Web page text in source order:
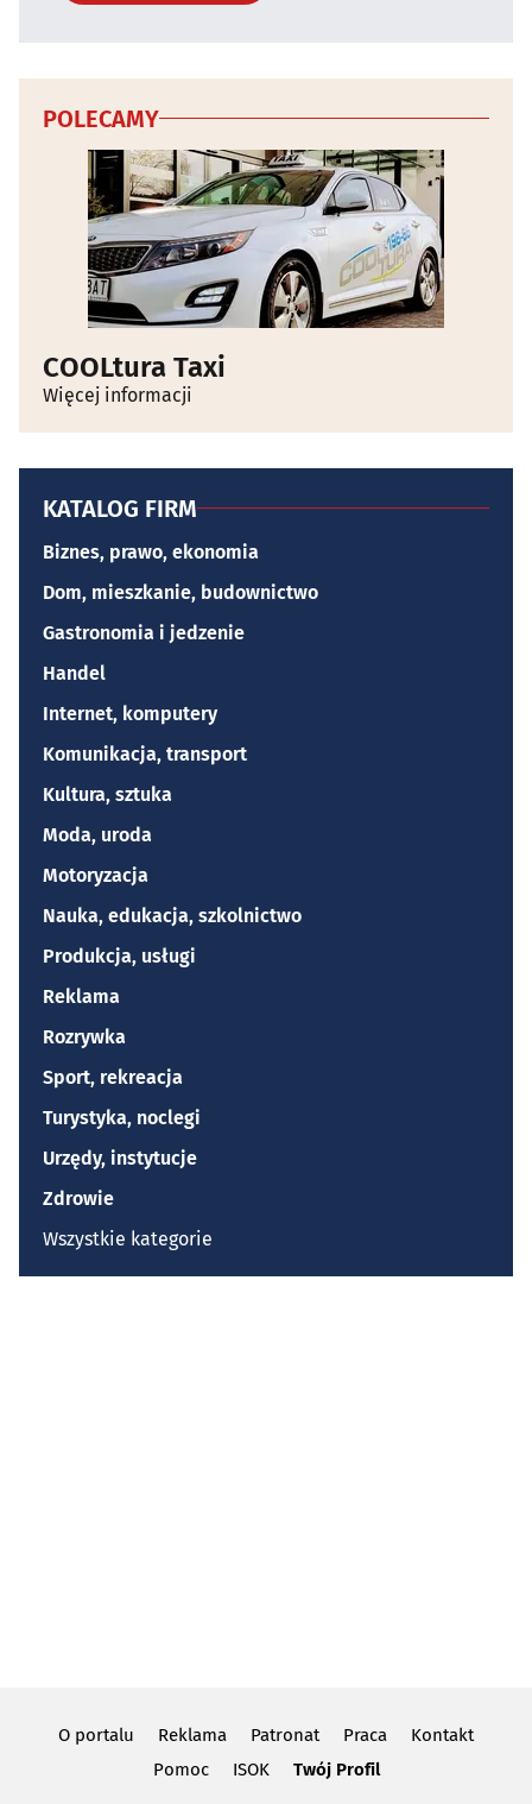
POLECAMY
COOLtura Taxi
Więcej informacji
KATALOG FIRM
Biznes, prawo, ekonomia
Dom, mieszkanie, budownictwo
Gastronomia i jedzenie
Handel
Internet, komputery
Komunikacja, transport
Kultura, sztuka
Moda, uroda
Motoryzacja
Nauka, edukacja, szkolnictwo
Produkcja, usługi
Reklama
Rozrywka
Sport, rekreacja
Turystyka, noclegi
Urzędy, instytucje
Zdrowie
Wszystkie kategorie
O portalu Reklama Patronat Praca
Kontakt
Pomoc
ISOK Twój Profil